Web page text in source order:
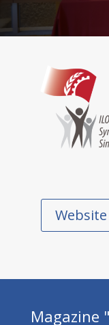
Magazine